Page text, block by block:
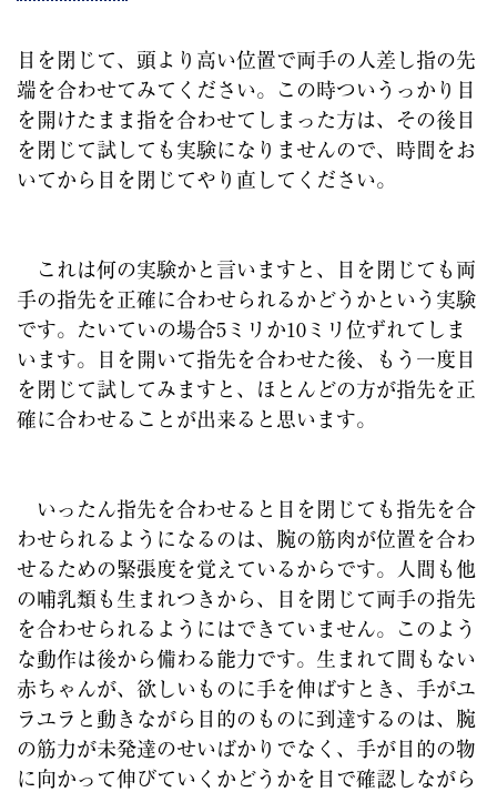
目を閉じて、頭より高い位置で両手の人差し指の先
端を合わせてみてください。この時ついうっかり目
を開けたまま指を合わせてしまった方は、その後目
を閉じて試しても実験になりませんので、時間をお
いてから目を閉じてやり直してください。
これは何の実験かと言いますと、目を閉じても両
手の指先を正確に合わせられるかどうかという実験
です。たいていの場合5ミリか10ミリ位ずれてしま
います。目を開いて指先を合わせた後、もう一度目
を閉じて試してみますと、ほとんどの方が指先を正
確に合わせることが出来ると思います。
いったん指先を合わせると目を閉じても指先を合
わせられるようになるのは、腕の筋肉が位置を合わ
せるための緊張度を覚えているからです。人間も他
の哺乳類も生まれつきから、目を閉じて両手の指先
を合わせられるようにはできていません。このよう
な動作は後から備わる能力です。生まれて間もない
赤ちゃんが、欲しいものに手を伸ばすとき、手がユ
ラユラと動きながら目的のものに到達するのは、腕
の筋力が未発達のせいばかりでなく、手が目的の物
に向かって伸びていくかどうかを目で確認しながら